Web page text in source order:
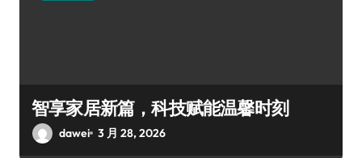
智享家居新篇，科技赋能温馨时刻
dawei 3 月 28, 2026